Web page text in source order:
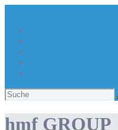
Suchen
nach:
hmf GROUP